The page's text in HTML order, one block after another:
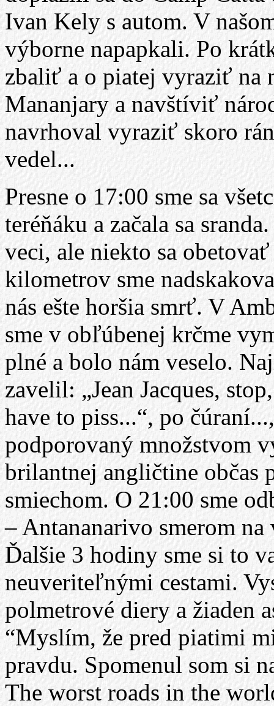
Ivan Kely s autom. V
výborne napapkali. Po
zbaliť a o piatej vyraziť na
Mananjary a navštíviť
navrhoval vyraziť skoro
vedel...
Presne o 17:00 sme sa
teréňáku a začala sa
veci, ale niekto sa
kilometrov sme
nás ešte horšia smrť. V
sme v obľúbenej krčme
plné a bolo nám veselo.
zavelil: „Jean Jacques,
have to piss...“, po
podporovaný množstvom
brilantnej angličtine občas
smiechom. O 21:00 sme
– Antananarivo smerom
Ďalšie 3 hodiny sme si to
neuveriteľnými cestami.
polmetrové diery a žiaden
“Myslím, že pred piatimi
pravdu. Spomenul som si
The worst roads in the